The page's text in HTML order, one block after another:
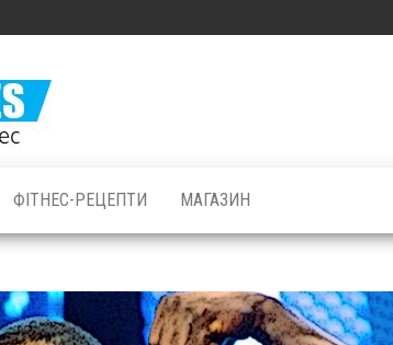
бодібілдинг
ФІТНЕС-РЕЦЕПТИ МАГАЗИН